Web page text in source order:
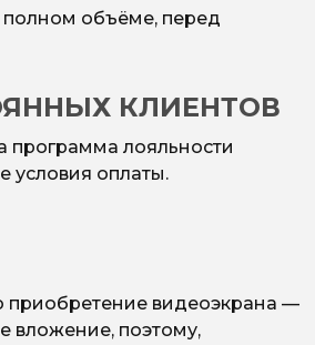
полном объёме, перед
КЛИЕНТОВ
программа лояльности
условия оплаты.
видеоэкрана —
вложение, поэтому,